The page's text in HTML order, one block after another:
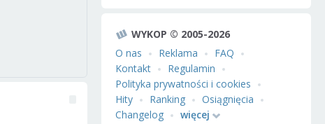
WYKOP © 2005-2026
O nas
Reklama
FAQ
Kontakt
Regulamin
Polityka prywatności i cookies
Hity
Ranking
Osiągnięcia
Changelog
więcej